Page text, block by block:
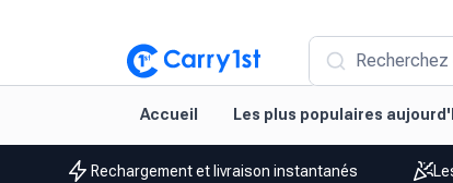
Accueil Les plus populaires
Rechargement et livraison instantanés